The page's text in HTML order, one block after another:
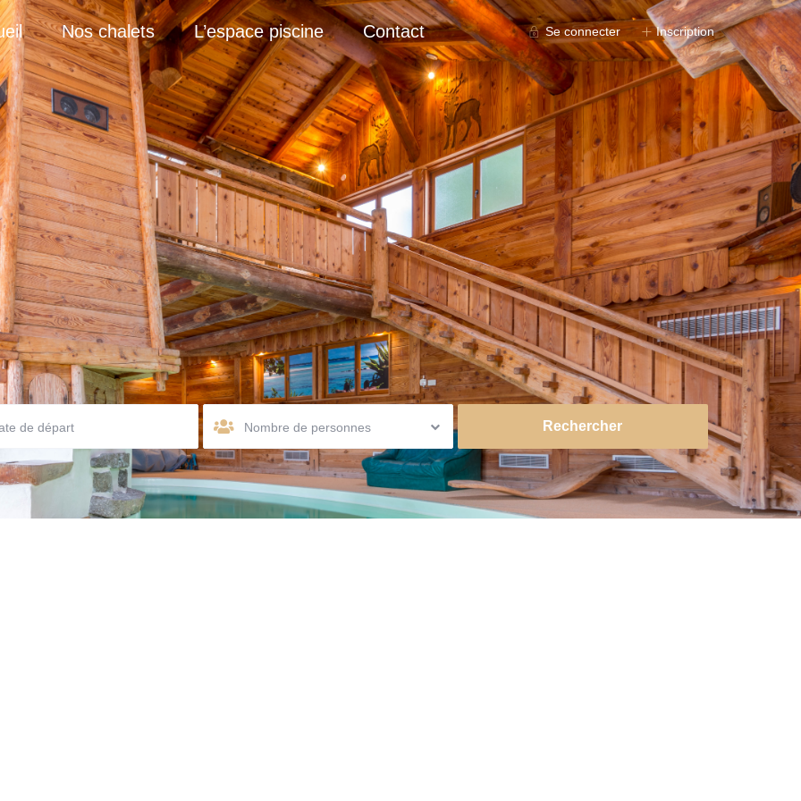
Se connecter Inscription
Nos chalets L’espace piscine Contact
Nombre de personnes